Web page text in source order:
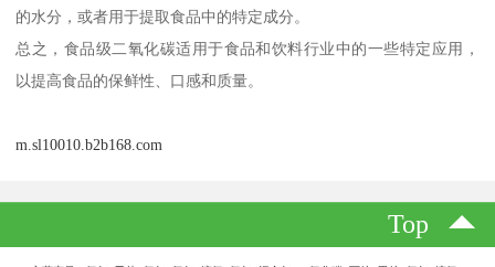
的水分，或者用于提取食品中的特定成分。
总之，食品级二氧化碳适用于食品和饮料行业中的一些特定应用，
以提高食品的保鲜性、口感和质量。
m.sl10010.b2b168.com
Top